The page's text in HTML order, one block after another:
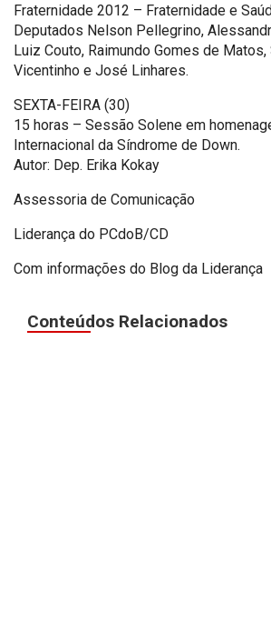
Fraternidade 2012 – Fraternidade e
Deputados Nelson Pellegrino,
Luiz Couto, Raimundo Gomes de Matos,
Vicentinho e José Linhares.
SEXTA-FEIRA (30)
15 horas – Sessão Solene em
Internacional da Síndrome de Down.
Autor: Dep. Erika Kokay
Assessoria de Comunicação
Liderança do PCdoB/CD
Com informações do Blog da Liderança
Conteúdos Relacionados